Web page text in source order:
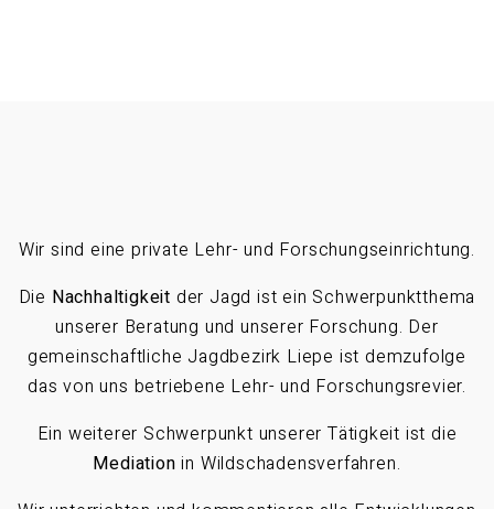
Wir sind eine private Lehr- und Forschungseinrichtung.
Die Nachhaltigkeit der Jagd ist ein Schwerpunktthema
unserer Beratung und unserer Forschung. Der
gemeinschaftliche Jagdbezirk Liepe ist demzufolge
das von uns betriebene Lehr- und Forschungsrevier.
Ein weiterer Schwerpunkt unserer Tätigkeit ist die
Mediation in Wildschadensverfahren.